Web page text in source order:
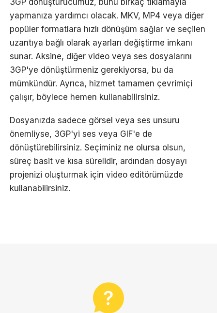
3GP dönüştürücümüz, bunu birkaç tıklamayla
yapmanıza yardımcı olacak. MKV, MP4 veya diğer
popüler formatlara hızlı dönüşüm sağlar ve seçilen
uzantıya bağlı olarak ayarları değiştirme imkanı
sunar. Aksine, diğer video veya ses dosyalarını
3GP'ye dönüştürmeniz gerekiyorsa, bu da
mümkündür. Ayrıca, hizmet tamamen çevrimiçi
çalışır, böylece hemen kullanabilirsiniz.
Dosyanızda sadece görsel veya ses unsuru
önemliyse, 3GP'yi ses veya GIF'e de
dönüştürebilirsiniz. Seçiminiz ne olursa olsun,
süreç basit ve kısa sürelidir, ardından dosyayı
projenizi oluşturmak için video editörümüzde
kullanabilirsiniz.